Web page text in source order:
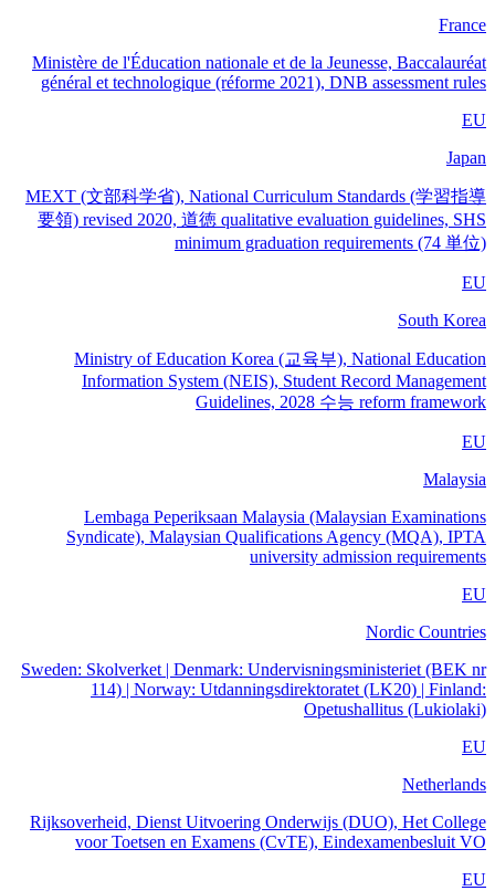
France
Ministère de l'Éducation nationale et de la Jeunesse, Baccalauréat
général et technologique (réforme 2021), DNB assessment rules
EU
Japan
MEXT (文部科学省), National Curriculum Standards (学習指導
要領) revised 2020, 道徳 qualitative evaluation guidelines, SHS
minimum graduation requirements (74 単位)
EU
South Korea
Ministry of Education Korea (교육부), National Education
Information System (NEIS), Student Record Management
Guidelines, 2028 수능 reform framework
EU
Malaysia
Lembaga Peperiksaan Malaysia (Malaysian Examinations
Syndicate), Malaysian Qualifications Agency (MQA), IPTA
university admission requirements
EU
Nordic Countries
Sweden: Skolverket | Denmark: Undervisningsministeriet (BEK nr
114) | Norway: Utdanningsdirektoratet (LK20) | Finland:
Opetushallitus (Lukiolaki)
EU
Netherlands
Rijksoverheid, Dienst Uitvoering Onderwijs (DUO), Het College
voor Toetsen en Examens (CvTE), Eindexamenbesluit VO
EU